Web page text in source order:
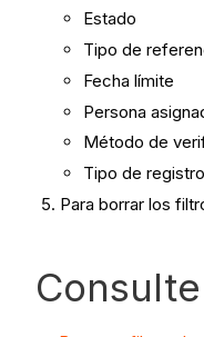
Estado
Tipo de
Fecha límite
Persona
Método de
Tipo de registro
Para borrar los